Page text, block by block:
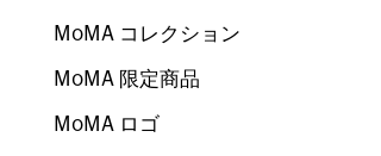
MoMA コレクション
MoMA 限定商品
MoMA ロゴ